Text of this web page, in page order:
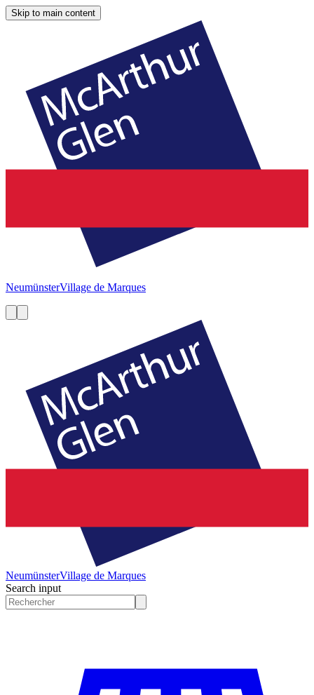
Skip to main content
NeumünsterVillage de Marques
NeumünsterVillage de Marques
Search input